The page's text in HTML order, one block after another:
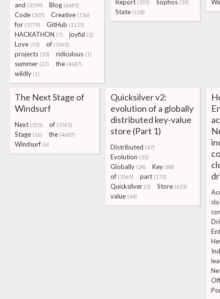
and (3599) Blog (6685)
Code (507) Creative (156)
for (5779) GitHub (1125)
HACKATHON (7) joyful (2)
Love (53) of (3565)
projects (33) ridiculous (1)
summer (27) the (4687)
wildly (1)
Report (355) Sophos (59)
State (118)
The Next Stage of
Windsurf
Next (355) of (3565)
Stage (16) the (4687)
Windsurf (6)
Quicksilver v2:
evolution of a globally
distributed key-value
store (Part 1)
Distributed (47)
Evolution (33)
Globally (24) Key (88)
of (3565) part (173)
Quicksilver (3) Store (633)
value (64)